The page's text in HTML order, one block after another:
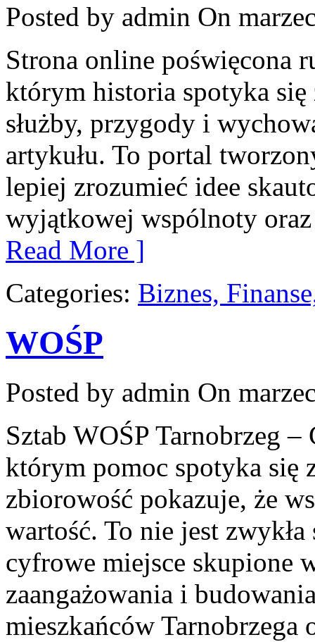
Posted by admin On
Strona online poświęcona
którym historia spotyka się
służby, przygody i
artykułu. To portal
lepiej zrozumieć idee
wyjątkowej wspólnoty
Read More ]
Categories: Biznes,
WOŚP
Posted by admin On
Sztab WOŚP Tarnobrzeg
którym pomoc spotyka się
zbiorowość pokazuje, że
wartość. To nie jest
cyfrowe miejsce skupione
zaangażowania i
mieszkańców Tarnobrzega